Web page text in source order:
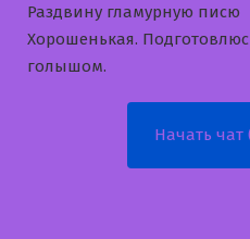
Раздвину гламурную писю
Хорошенькая.
голышом.
Начать чат